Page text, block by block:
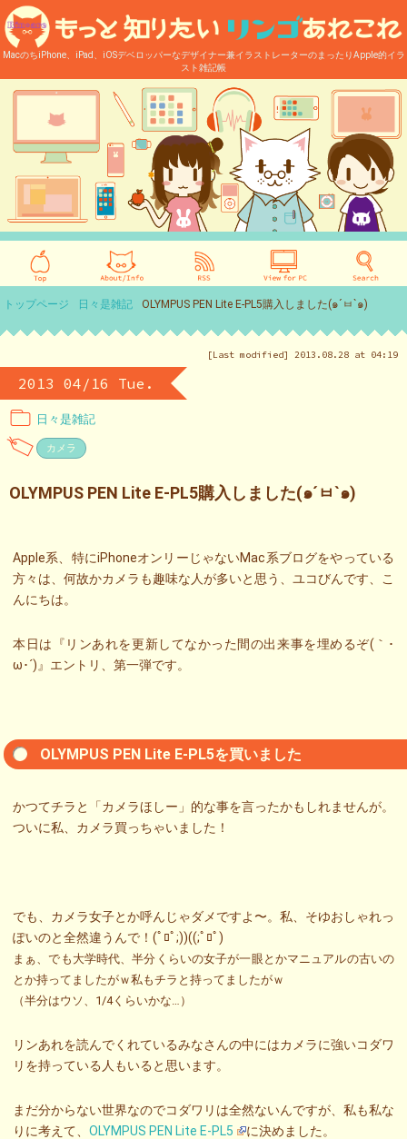
MacのちiPhone、iPad、iOSデベロッパーなデザイナー兼イラストレーターのまったりApple的イラ
スト雑記帳
トップページ 日々是雑記 OLYMPUS PEN Lite E-PL5購入しました(๑´ㅂ`๑)
[Last modified] 2013.08.28 at 04:19
2013 04/16 Tue.
日々是雑記
カメラ
OLYMPUS PEN Lite E-PL5購入しました(๑´ㅂ`๑)
Apple系、特にiPhoneオンリーじゃないMac系ブログをやっている
方々は、何故かカメラも趣味な人が多いと思う、ユコびんです、こ
んにちは。
本日は『リンあれを更新してなかった間の出来事を埋めるぞ(｀･
ω･´)』エントリ、第一弾です。
OLYMPUS PEN Lite E-PL5を買いました
かつてチラと「カメラほしー」的な事を言ったかもしれませんが。
ついに私、カメラ買っちゃいました！
でも、カメラ女子とか呼んじゃダメですよ〜。私、そゆおしゃれっ
ぽいのと全然違うんで！(ﾟﾛﾟ;))((;ﾟﾛﾟ)
まぁ、でも大学時代、半分くらいの女子が一眼とかマニュアルの古いの
とか持ってましたがｗ私もチラと持ってましたがｗ
（半分はウソ、1/4くらいかな…）
リンあれを読んでくれているみなさんの中にはカメラに強いコダワ
リを持っている人もいると思います。
まだ分からない世界なのでコダワリは全然ないんですが、私も私な
りに考えて、 OLYMPUS PEN Lite E-PL5 に決めました。